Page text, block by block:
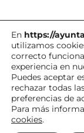
©Ayuntamiento
En https://
utilizamos
correcto
experiencia en
Puedes aceptar
rechazar todas
preferencias de
Para más
cookies.